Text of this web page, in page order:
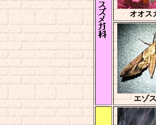
オオス
エゾ